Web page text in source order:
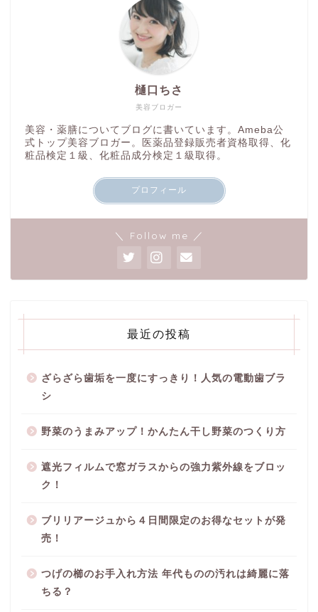
美容ブロガー
樋口ちさ
美容・薬膳についてブログに書いています。Ameba公
式トップ美容ブロガー。医薬品登録販売者資格取得、化
粧品検定１級、化粧品成分検定１級取得。
プロフィール
＼ Follow me ／
最近の投稿
ざらざら歯垢を一度にすっきり！人気の電動歯ブラ
シ
野菜のうまみアップ！かんたん干し野菜のつくり方
遮光フィルムで窓ガラスからの強力紫外線をブロッ
ク！
ブリリアージュから４日間限定のお得なセットが発
売！
つげの櫛のお手入れ方法 年代ものの汚れは綺麗に落
ちる？